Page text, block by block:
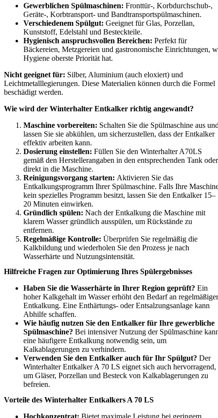
Gewerblichen Spülmaschinen: Fronttür-, Korbdurchschub-,
Geräte-, Korbtransport- und Bandtransportspülmaschinen.
Verschiedenem Spülgut: Geeignet für Glas, Porzellan,
Kunststoff, Edelstahl und Besteckteile.
Hygienisch anspruchsvollen Bereichen: Perfekt für
Bäckereien, Metzgereien und gastronomische Einrichtungen,
Hygiene oberste Priorität hat.
Nicht geeignet für: Silber, Aluminium (auch eloxiert) und
Leichtmetalllegierungen. Diese Materialien können durch die Formel
beschädigt werden.
Wie wird der Winterhalter Entkalker richtig angewandt?
Maschine vorbereiten: Schalten Sie die Spülmaschine aus
lassen Sie sie abkühlen, um sicherzustellen, dass der Entkalker
effektiv arbeiten kann.
Dosierung einstellen: Füllen Sie den Winterhalter A70LS
gemäß den Herstellerangaben in den entsprechenden Tank oder
direkt in die Maschine.
Reinigungsvorgang starten: Aktivieren Sie das
Entkalkungsprogramm Ihrer Spülmaschine. Falls Ihre
kein spezielles Programm besitzt, lassen Sie den Entkalker 15–
20 Minuten einwirken.
Gründlich spülen: Nach der Entkalkung die Maschine mit
klarem Wasser gründlich ausspülen, um Rückstände zu
entfernen.
Regelmäßige Kontrolle: Überprüfen Sie regelmäßig die
Kalkbildung und wiederholen Sie den Prozess je nach
Wasserhärte und Nutzungsintensität.
Hilfreiche Fragen zur Optimierung Ihres Spülergebnisses
Haben Sie die Wasserhärte in Ihrer Region geprüft? Ein
hoher Kalkgehalt im Wasser erhöht den Bedarf an regelmäßiger
Entkalkung. Eine Enthärtungs- oder Entsalzungsanlage kann
Abhilfe schaffen.
Wie häufig nutzen Sie den Entkalker für Ihre gewerbliche
Spülmaschine? Bei intensiver Nutzung der Spülmaschine
eine häufigere Entkalkung notwendig sein, um
Kalkablagerungen zu verhindern.
Verwenden Sie den Entkalker auch für Ihr Spülgut? Der
Winterhalter Entkalker A 70 LS eignet sich auch hervorragend,
um Gläser, Porzellan und Besteck von Kalkablagerungen zu
befreien.
Vorteile des Winterhalter Entkalkers A 70 LS
Hochkonzentrat: Bietet maximale Leistung bei geringem